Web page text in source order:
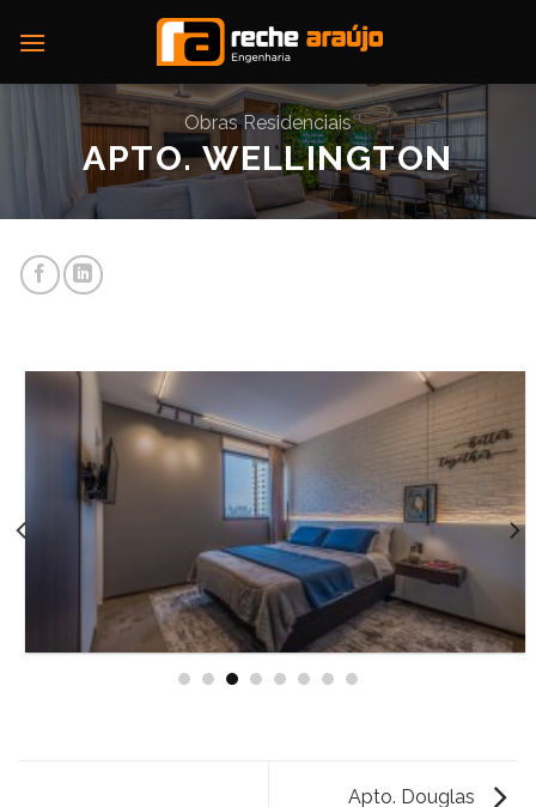
Obras Residenciais
APTO. WELLINGTON
Apto. Douglas